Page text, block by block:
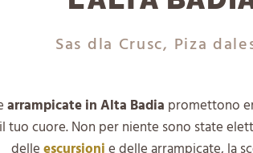
Sas dla Crusc, Piza
arrampicate in Alta Badia promettono
il tuo cuore. Non per niente sono state